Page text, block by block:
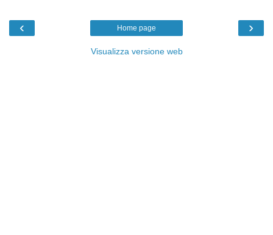
‹ ›
Home page
Visualizza versione web